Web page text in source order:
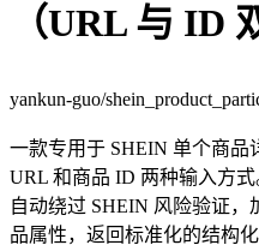
（URL 与 ID
yankun-guo/
一款专用于 SHEIN 单个商品
URL 和商品 ID 两种输入方式
自动绕过 SHEIN 风险验证
品属性，返回标准化的结构